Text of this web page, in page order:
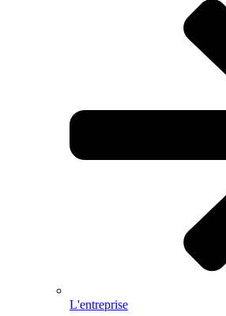
L'entreprise